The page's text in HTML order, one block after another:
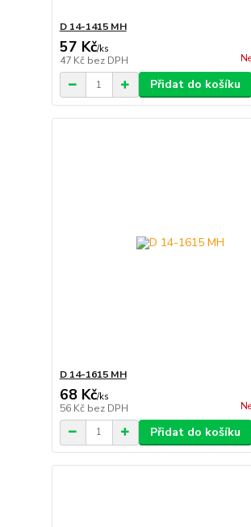
D 14-1415 MH
57 Kč/ks
47 Kč bez DPH
Přidat do košíku
D 14-1615 MH
68 Kč/ks
56 Kč bez DPH
Přidat do košíku